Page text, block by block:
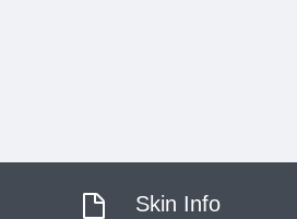
Skin Info